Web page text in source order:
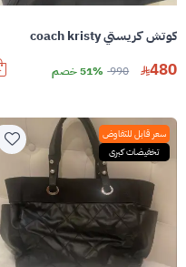
كوتش كريستي coach kristy
480
990 51% خصم
سعر قابل للتفاوض
تخفيضات كبرى